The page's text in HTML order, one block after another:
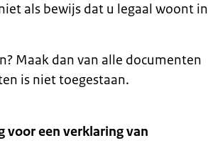
als bewijs dat u legaal woont in
Maak dan van alle documenten
is niet toegestaan.
voor een verklaring van